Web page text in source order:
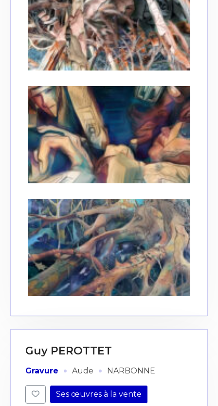
Guy PEROTTET
Gravure · Aude · NARBONNE
Ses œuvres à la vente